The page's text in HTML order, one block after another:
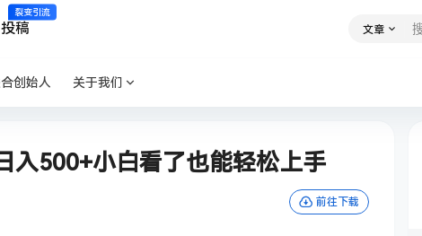
稿
裂变引流
文章
创始人 关于我们
入500+小白看了也能轻松上手
前往下载